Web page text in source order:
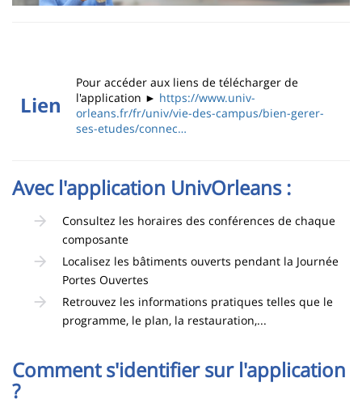
Lien
Pour accéder aux liens de télécharger de
l'application ► https://www.univ-
orleans.fr/fr/univ/vie-des-campus/bien-gerer-
ses-etudes/connec…
Avec l'application UnivOrleans :
Consultez les horaires des conférences de chaque
composante
Localisez les bâtiments ouverts pendant la Journée
Portes Ouvertes
Retrouvez les informations pratiques telles que le
programme, le plan, la restauration,...
Comment s'identifier sur l'application
?